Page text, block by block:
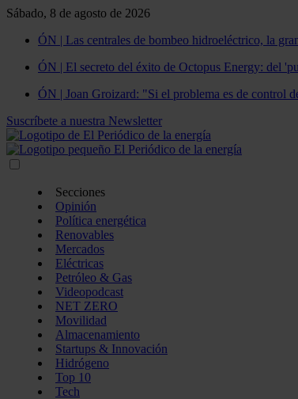
Sábado, 8 de agosto de 2026
ÓN | Las centrales de bombeo hidroeléctrico, la
ÓN | El secreto del éxito de Octopus Energy: del
ÓN | Joan Groizard: "Si el problema es de control
Suscríbete a nuestra Newsletter
Secciones
Opinión
Política energética
Renovables
Mercados
Eléctricas
Petróleo & Gas
Videopodcast
NET ZERO
Movilidad
Almacenamiento
Startups & Innovación
Hidrógeno
Top 10
Tech